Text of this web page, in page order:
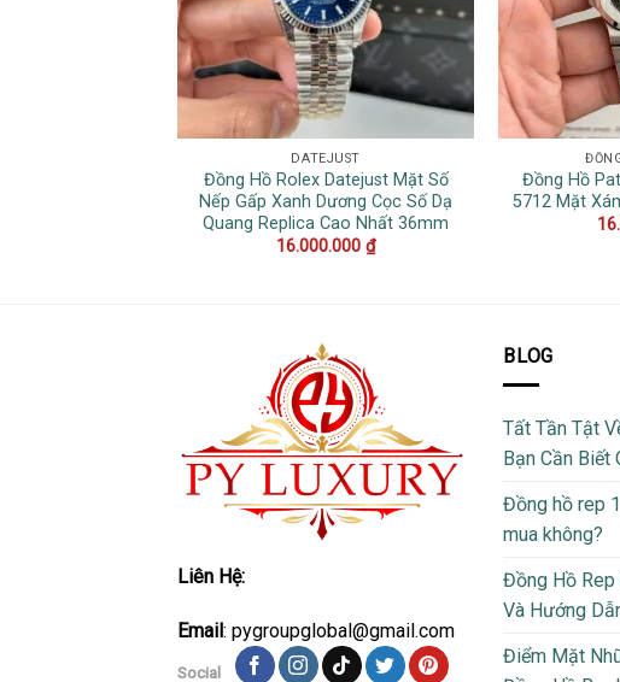
DATEJUST
Đồng Hồ Rolex Datejust Mặt Số
Nếp Gấp Xanh Dương Cọc Số Dạ
Quang Replica Cao Nhất 36mm
16.000.000₫
Đồng Hồ
5712 Mặt
Liên Hệ:
Email : pygroupglobal@gmail.com
Social
BLOG
Tất Tần Tật
Bạn Cần
Đồng hồ rep
mua không?
Đồng Hồ Rep
Và Hướng
Điểm Mặt